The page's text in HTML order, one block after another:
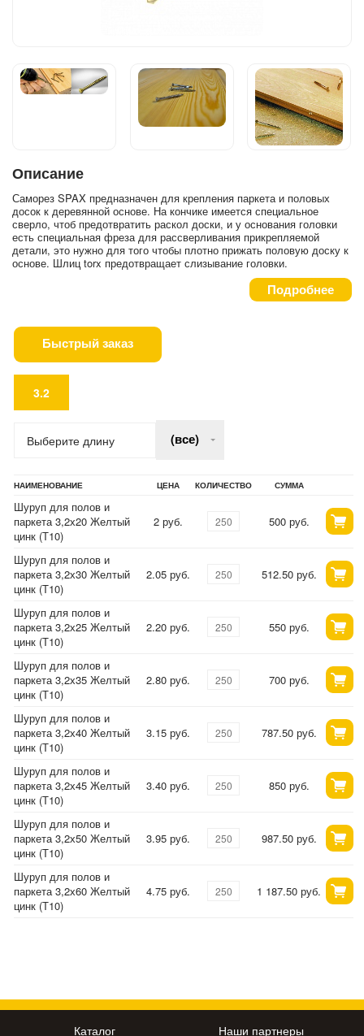
Описание
Саморез SPAX предназначен для крепления паркета и половых
досок к деревянной основе. На кончике имеется специальное
сверло, чтоб предотвратить раскол доски, и у основания головки
есть специальная фреза для рассверливания прикрепляемой
детали, это нужно для того чтобы плотно прижать половую доску к
основе. Шлиц torx предотвращает слизывание головки.
Подробнее
Быстрый заказ
3.2
Выберите длину (все)
НАИМЕНОВАНИЕ ЦЕНА КОЛИЧЕСТВО СУММА
Шуруп для полов и
паркета 3,2х20 Желтый
цинк (Т10)
2 руб. 500 руб.
Шуруп для полов и
паркета 3,2х30 Желтый
цинк (Т10)
2.05 руб. 512.50 руб.
Шуруп для полов и
паркета 3,2х25 Желтый
цинк (Т10)
2.20 руб. 550 руб.
Шуруп для полов и
паркета 3,2х35 Желтый
цинк (Т10)
2.80 руб. 700 руб.
Шуруп для полов и
паркета 3,2х40 Желтый
цинк (Т10)
3.15 руб. 787.50 руб.
Шуруп для полов и
паркета 3,2х45 Желтый
цинк (Т10)
3.40 руб. 850 руб.
Шуруп для полов и
паркета 3,2х50 Желтый
цинк (Т10)
3.95 руб. 987.50 руб.
Шуруп для полов и
паркета 3,2х60 Желтый
цинк (Т10)
4.75 руб. 1 187.50 руб.
Каталог Наши партнеры